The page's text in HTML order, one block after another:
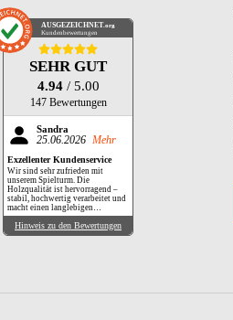
AUSGEZEICHNET.org
Kundenbewertungen
SEHR GUT
4.94 / 5.00
147 Bewertungen
Sandra
25.06.2026 Mehr
Exzellenter Kundenservice
Wir sind sehr zufrieden mit
unserem Spielturm. Die
Holzqualität ist hervorragend –
stabil, hochwertig verarbeitet und
macht einen langlebigen
Eindruck. Besonders hervorheben
möchten wir jedoch die exzellente
Kundenbetreuung. Während des
Hinweis zu den Bewertungen